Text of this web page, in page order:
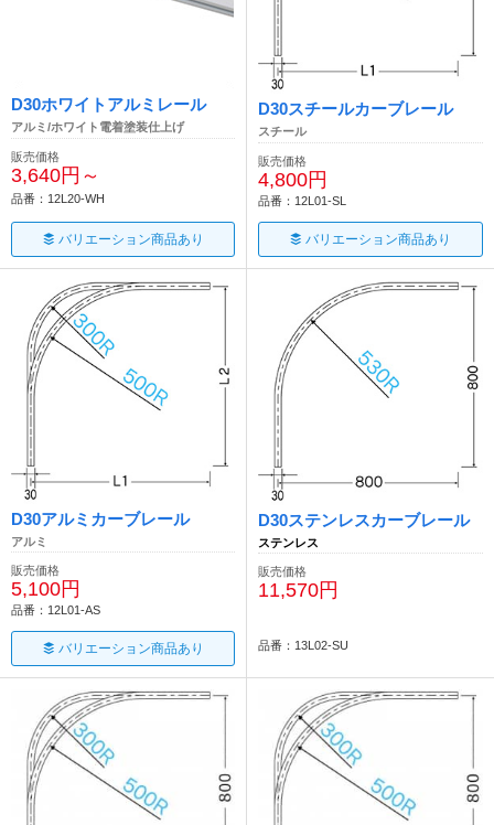
D30ホワイトアルミレール
アルミ/ホワイト電着塗装仕上げ
販売価格
3,640円～
品番：12L20-WH
バリエーション商品あり
D30スチールカーブレール
スチール
販売価格
4,800円
品番：12L01-SL
バリエーション商品あり
D30アルミカーブレール
アルミ
販売価格
5,100円
品番：12L01-AS
バリエーション商品あり
D30ステンレスカーブレール
ステンレス
販売価格
11,570円
品番：13L02-SU